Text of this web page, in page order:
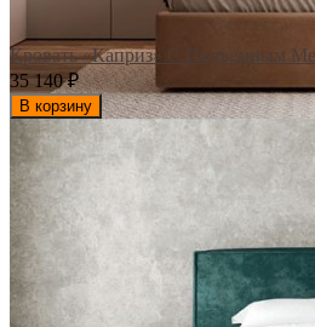
Кровать «Каприз» С Подъемным
35 140₽
В корзину